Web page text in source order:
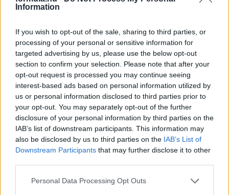
Information
If you wish to opt-out of the sale, sharing to third parties, or
processing of your personal or sensitive information for
targeted advertising by us, please use the below opt-out
section to confirm your selection. Please note that after your
opt-out request is processed you may continue seeing
interest-based ads based on personal information utilized by
us or personal information disclosed to third parties prior to
your opt-out. You may separately opt-out of the further
disclosure of your personal information by third parties on the
IAB’s list of downstream participants. This information may
also be disclosed by us to third parties on the IAB’s List of
Downstream Participants that may further disclose it to other
Please note that this website/app uses one or more Google
Personal Data Processing Opt Outs
1 napja
Hakkinen megtartaná a Norris-Piastri párost a
McLarennél, nem borítaná fel Verstappenért